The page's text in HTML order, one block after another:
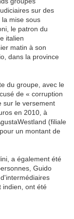
sur des
mise sous
le patron du
italien
matin à son
dans la province
du groupe, avec le
de « corruption
sur le versement
en 2010, à
(filiale
un montant de
a également été
Guido
indien, ont été